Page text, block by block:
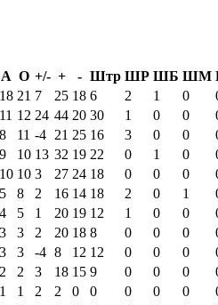
А О +/- + - Штр ШР ШБ ШМ
18 21 7 25 18 6 2 1 0
11 12 24 44 20 30 1 0 0
8 11 -4 21 25 16 3 0 0
9 10 13 32 19 22 0 1 0
10 10 3 27 24 18 0 0 0
5 8 2 16 14 18 2 0 1
4 5 1 20 19 12 1 0 0
3 3 2 20 18 8 0 0 0
3 3 -4 8 12 12 0 0 0
2 2 3 18 15 9 0 0 0
1 1 2 2 0 0 0 0 0